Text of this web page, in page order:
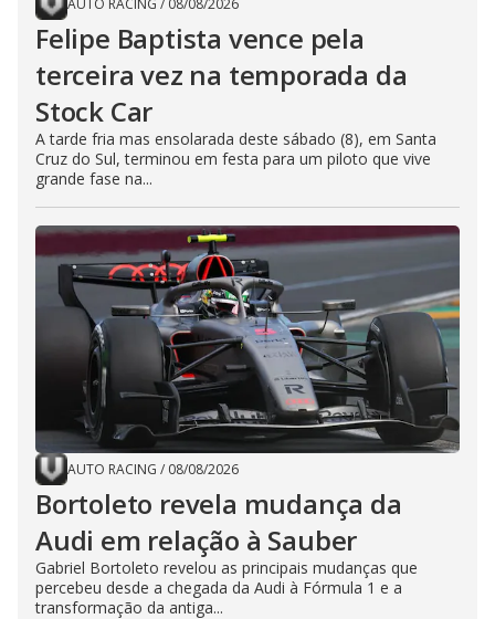
AUTO RACING / 08/08/2026
Felipe Baptista vence pela
terceira vez na temporada da
Stock Car
A tarde fria mas ensolarada deste sábado (8), em Santa
Cruz do Sul, terminou em festa para um piloto que vive
grande fase na...
AUTO RACING / 08/08/2026
Bortoleto revela mudança da
Audi em relação à Sauber
Gabriel Bortoleto revelou as principais mudanças que
percebeu desde a chegada da Audi à Fórmula 1 e a
transformação da antiga...